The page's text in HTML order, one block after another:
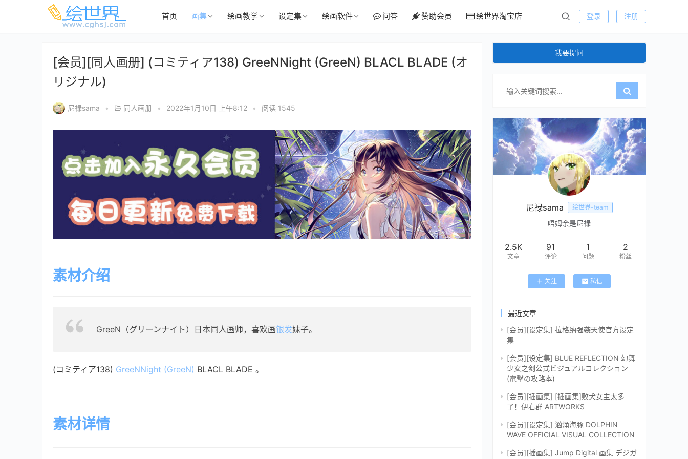
首页 画集 绘画教学 设定集 绘画软件 问答 赞助会员 绘世界淘宝店 登录 注册
[会员][同人画册] (コミティア138) GreeNNight (GreeN) BLACL BLADE (オ
リジナル)
尼禄sama • 同人画册 • 2022年1月10日 上午8:12 • 阅读 1545
素材介绍
GreeN（グリーンナイト）日本同人画师，喜欢画银发妹子。
(コミティア138) GreeNNight (GreeN) BLACL BLADE 。
素材详情
我要提问
尼禄sama 绘世界-team
唔姆余是尼禄
2.5K
文章
91
评论
1
问题
2
粉丝
关注 私信
最近文章
[会员][设定集] 拉格纳强袭天使官方设定
集
[会员][设定集] BLUE REFLECTION 幻舞
少女之剑公式ビジュアルコレクション
(電撃の攻略本)
[会员][插画集] [插画集]败犬女主太多
了！伊右群 ARTWORKS
[会员][设定集] 汹涌海豚 DOLPHIN
WAVE OFFICIAL VISUAL COLLECTION
[会员][插画集] Jump Digital 画集 デジガ